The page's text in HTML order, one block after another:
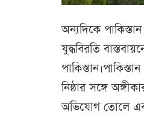
অন্যদিকে
যুদ্ধবিরতি
নিষ্ঠার সঙ্গে
অভিযোগ তোলে এবং